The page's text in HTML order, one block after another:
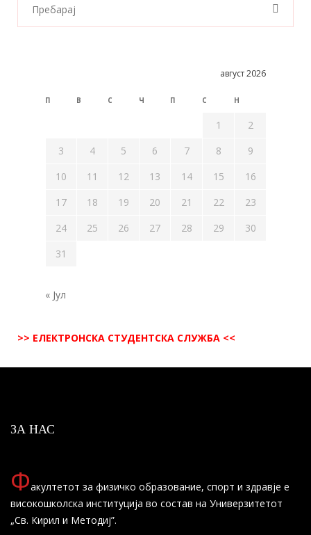
август 2026
П В С Ч П С Н
1
2
3
4 5 6 7 8
9
10
11 12 13 14 15
16
17
18 19 20 21 22
23
24
25 26 27 28 29
30
31
« Јул
>> ЕЛЕКТРОНСКА СТУДЕНТСКА СЛУЖБА <<
ЗА НАС
Факултетот за физичко образование, спорт и здравје е
високошколска институција во состав на Универзитетот
„Св. Кирил и Методиј”.